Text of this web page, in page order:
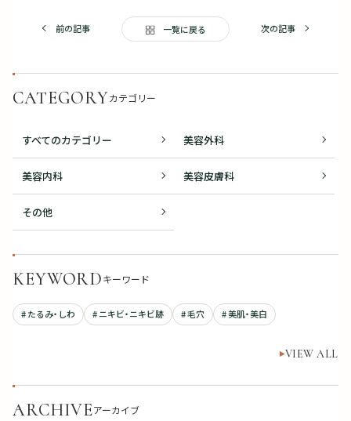
前の記事 一覧に戻る 次の記事
CATEGORYカテゴリー
すべてのカテゴリー 美容外科
美容内科 美容皮膚科
その他
KEYWORDキーワード
# たるみ・しわ # ニキビ・ニキビ跡 # 毛穴 # 美肌・美白
VIEW ALL
ARCHIVEアーカイブ